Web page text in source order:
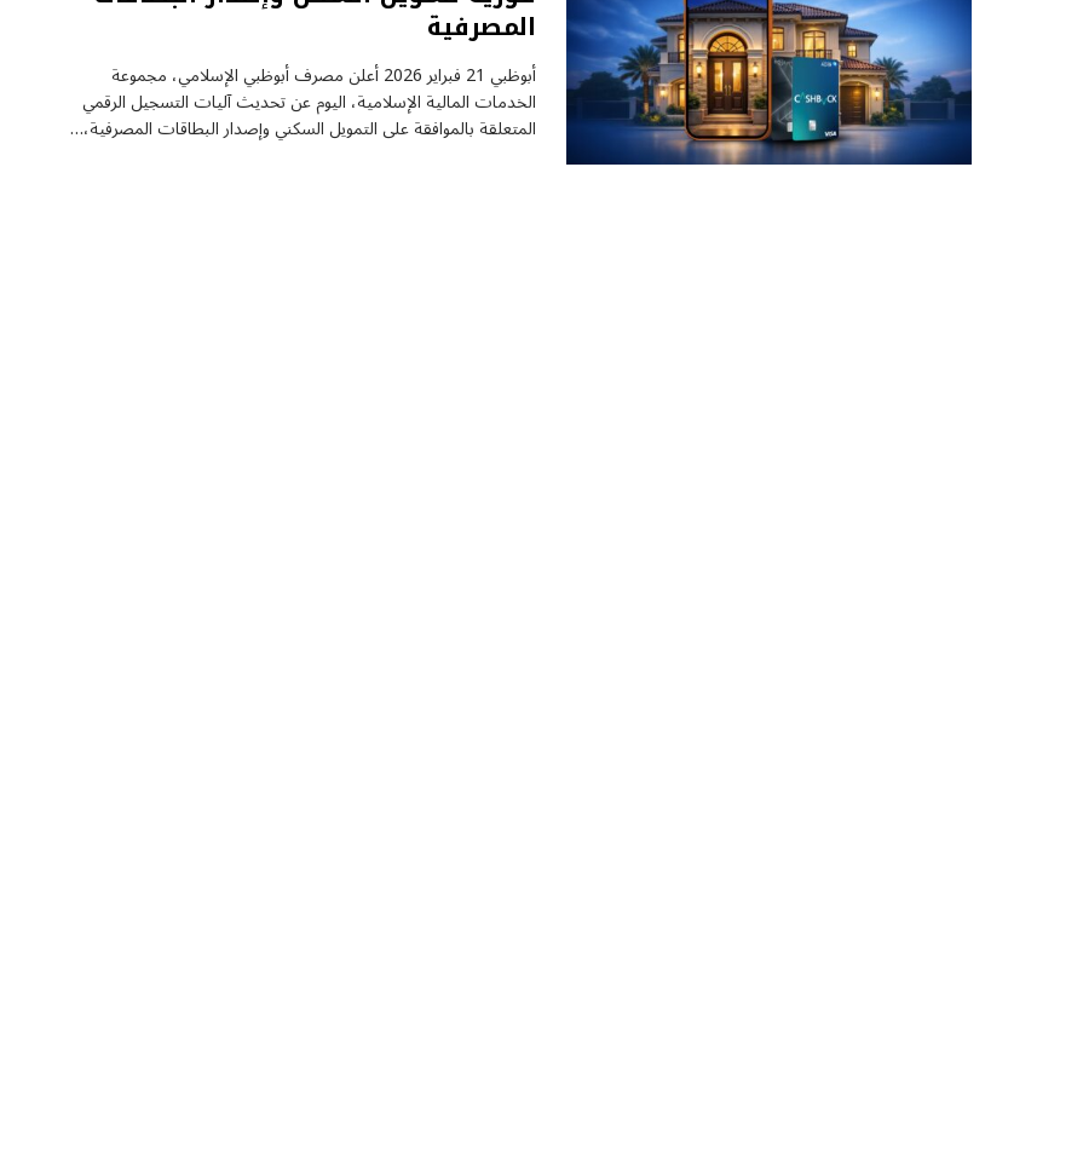
المصرفية
أبوظبي 21 فبراير 2026 أعلن مصرف أبوظبي الإسلامي، مجموعة
الخدمات المالية الإسلامية، اليوم عن تحديث آليات التسجيل الرقمي
المتعلقة بالموافقة على التمويل السكني وإصدار البطاقات المصرفية،…